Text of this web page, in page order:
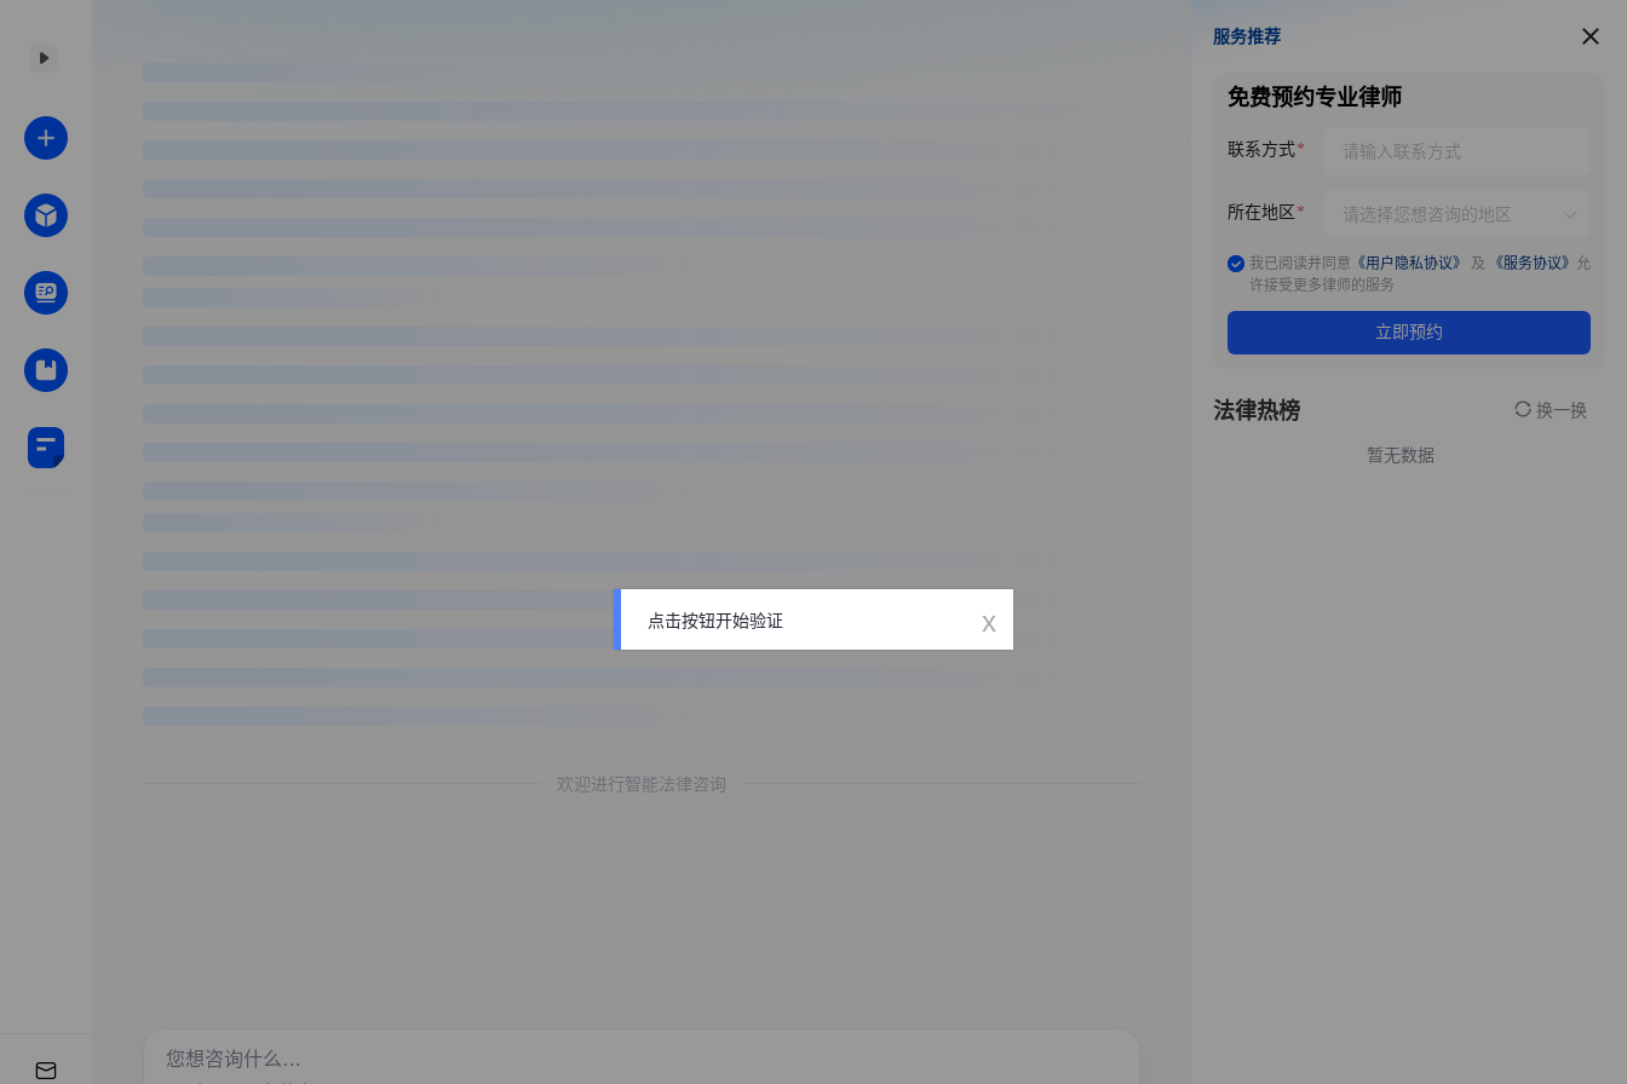
欢迎进行智能法律咨询
服务推荐
服务推荐
免费预约专业律师
联系方式
所在地区
我已阅读并同意 《用户隐私协议》 及 《服务协议》 允
许接受更多律师的服务
立即预约
法律热榜 换一换
暂无数据
点击按钮开始验证 x